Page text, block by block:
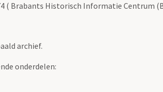
( Brabants Historisch Informatie Centrum
archief.
onderdelen: